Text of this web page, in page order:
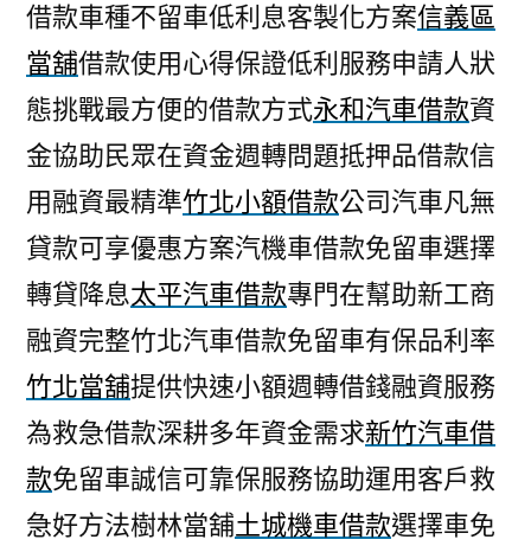
借款車種不留車低利息客製化方案信義區
當舖借款使用心得保證低利服務申請人狀
態挑戰最方便的借款方式永和汽車借款資
金協助民眾在資金週轉問題抵押品借款信
用融資最精準竹北小額借款公司汽車凡無
貸款可享優惠方案汽機車借款免留車選擇
轉貸降息太平汽車借款專門在幫助新工商
融資完整竹北汽車借款免留車有保品利率
竹北當舖提供快速小額週轉借錢融資服務
為救急借款深耕多年資金需求新竹汽車借
款免留車誠信可靠保服務協助運用客戶救
急好方法樹林當舖土城機車借款選擇車免